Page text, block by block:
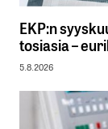
EKP:n
tosiasia –
5.8.2026